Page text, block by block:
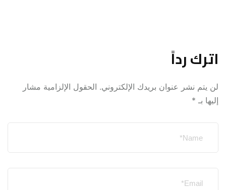
اترك رداً
لن يتم نشر عنوان بريدك الإلكتروني. الحقول الإلزامية مشار
إليها بـ *